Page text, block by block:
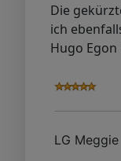
Die
ich
Hugo Egon
LG Meggie